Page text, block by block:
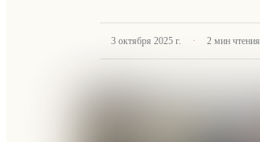
3 октября 2025 г. · 2 мин чтения